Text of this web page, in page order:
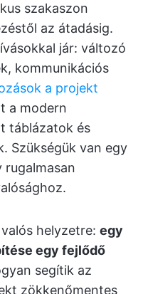
szakaszon
az átadásig.
jár: változó
kommunikációs
a projekt
a modern
táblázatok és
Szükségük van egy
helyzetre: egy
egy fejlődő
segítik az
zökkenőmentes